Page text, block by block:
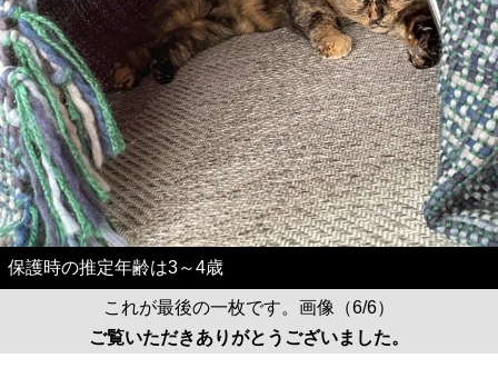
保護時の推定年齢は3～4歳
これが最後の一枚です。画像（6/6）
ご覧いただきありがとうございました。